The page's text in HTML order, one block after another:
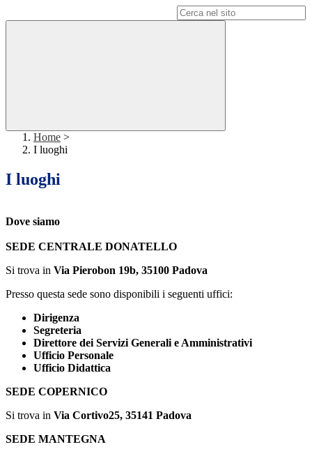
Home >
I luoghi
I luoghi
Dove siamo
SEDE CENTRALE DONATELLO
Si trova in Via Pierobon 19b, 35100 Padova
Presso questa sede sono disponibili i seguenti uffici:
Dirigenza
Segreteria
Direttore dei Servizi Generali e Amministrativi
Ufficio Personale
Ufficio Didattica
SEDE COPERNICO
Si trova in Via Cortivo25, 35141 Padova
SEDE MANTEGNA